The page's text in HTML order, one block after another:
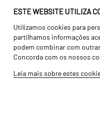
ESTE WEBSITE UTILIZA
Utilizamos cookies para
partilhamos informações
podem combinar com
Concorda com os nossos
Leia mais sobre estes
Identidade
História
Fábrica / Produção
Recursos Humanos